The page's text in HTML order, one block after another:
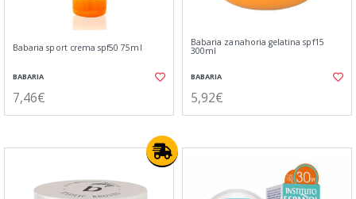
Babaria sport crema spf50 75ml
BABARIA
7,46€
Babaria zanahoria gelatina spf15
300ml
BABARIA
5,92€